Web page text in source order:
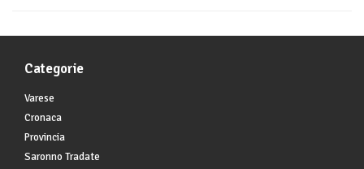
Categorie
Varese
Cronaca
Provincia
Saronno Tradate